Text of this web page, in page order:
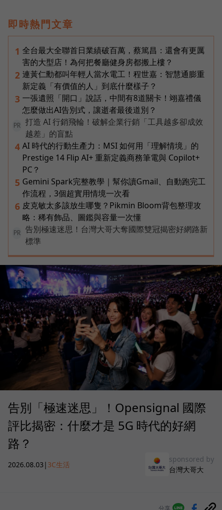
即時熱門文章
1 全台最大全聯首日業績破百萬，蔡篤昌：還會有更厲
害的大型店！為何把餐廳健身房都搬上樓？
2 連黃仁勳都叫年輕人當水電工！程世嘉：智慧通膨重
新定義「有價值的人」到底什麼樣子？
3 一張遺照「開口」說話，中間有8道關卡！翊嘉禮儀
怎麼做出AI告別式，讓逝者最後道別？
PR
打造 AI 行銷飛輪！破解企業行銷「工具越多卻成效
越差」的盲點
4 AI 時代的行動生產力：MSI 如何用「理解情境」的
Prestige 14 Flip AI+ 重新定義商務筆電與 Copilot+
PC？
5 Gemini Spark完整教學｜幫你讀Gmail、自動跑完工
作流程，3個超實用情境一次看
6 皮克敏太多該放生哪隻？Pikmin Bloom背包整理攻
略：稀有飾品、圖鑑與容量一次懂
PR
告別極速迷思！台灣大哥大奪國際雙冠揭密好網路新
標準
告別「極速迷思」！Opensignal 國際
評比揭密：什麼才是 5G 時代的好網
路？
2026.08.03 | 3C生活
sponsored by
台灣大哥大
分享